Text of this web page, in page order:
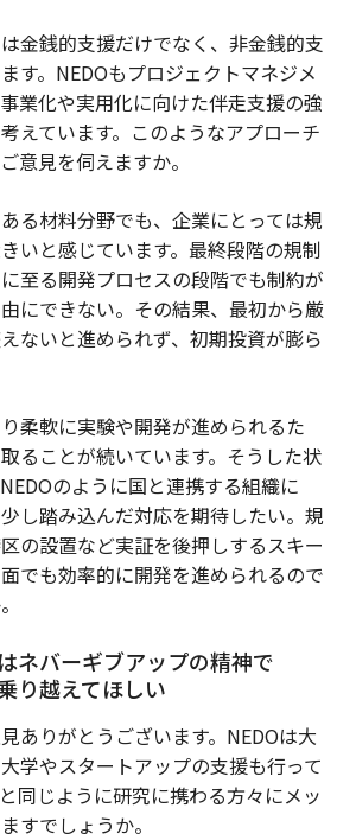
金銭的支援だけでなく、非金銭的支
す。NEDOもプロジェクトマネジメ
業化や実用化に向けた伴走支援の強
えています。このようなアプローチ
意見を伺えますか。
る材料分野でも、企業にとっては規
いと感じています。最終段階の規制
至る開発プロセスの段階でも制約が
にできない。その結果、最初から厳
ないと進められず、初期投資が膨ら
柔軟に実験や開発が進められるた
ることが続いています。そうした状
のように国と連携する組織に
し踏み込んだ対応を期待したい。規
の設置など実証を後押しするスキー
でも効率的に開発を進められるので
ネバーギブアップの精神で
り越えてほしい
ありがとうございます。NEDOは大
学やスタートアップの支援も行って
同じように研究に携わる方々にメッ
すでしょうか。